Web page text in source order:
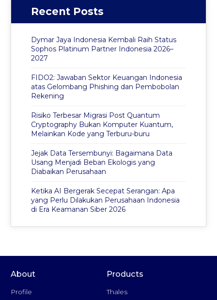
Recent Posts
Dymar Jaya Indonesia Kembali Raih Status
Sophos Platinum Partner Indonesia 2026–
2027
FIDO2: Jawaban Sektor Keuangan Indonesia
atas Gelombang Phishing dan Pembobolan
Rekening
Risiko Terbesar Migrasi Post Quantum
Cryptography Bukan Komputer Kuantum,
Melainkan Kode yang Terburu-buru
Jejak Data Tersembunyi: Bagaimana Data
Usang Menjadi Beban Ekologis yang
Diabaikan Perusahaan
Ketika AI Bergerak Secepat Serangan: Apa
yang Perlu Dilakukan Perusahaan Indonesia
di Era Keamanan Siber 2026
About
Profile
Products
Thales